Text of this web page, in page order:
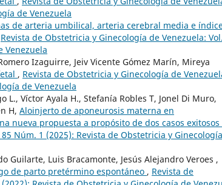
de Venezuela
de arteria umbilical, arteria cerebral media e
Revista de Obstetricia y Ginecología de Venezuela:
Venezuela
Izaguirre, Jeiv Vicente Gómez Marín, Mireya
, Revista de Obstetricia y Ginecología de
de Venezuela
L., Víctor Ayala H., Stefanía Robles T, Jonel Di Muro,
H, Aloinjerto de aponeurosis materna en
nueva propuesta a propósito de dos casos exitosos
Núm. 1 (2025): Revista de Obstetricia y
Guilarte, Luis Bracamonte, Jesús Alejandro Veroes ,
de parto pretérmino espontáneo , Revista de